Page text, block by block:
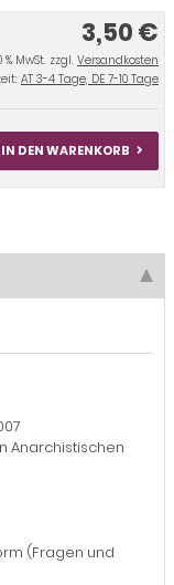
3,50 €
% MwSt. zzgl.Versandkosten
AT 3-4 Tage, DE 7-10 Tage
IN DEN WARENKORB
Anarchistischen
(Fragen und